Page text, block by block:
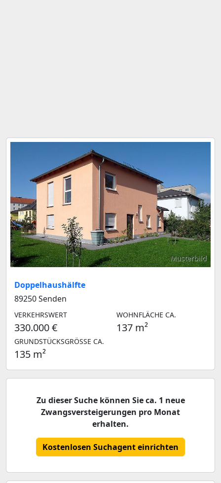
Musterbild
Doppelhaushälfte
89250 Senden
VERKEHRSWERT
330.000 €
WOHNFLÄCHE CA.
137 m²
GRUNDSTÜCKSGRÖSSE CA.
135 m²
Zu dieser Suche können Sie ca. 1 neue
Zwangsversteigerungen pro Monat
erhalten.
Kostenlosen Suchagent einrichten